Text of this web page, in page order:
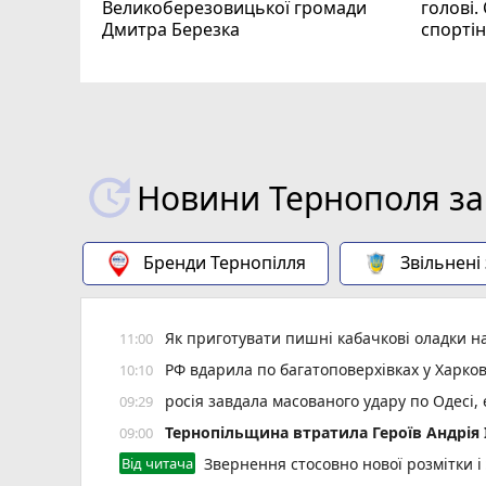
Великоберезовицької громади
Дмитра Березка
Новини Тернополя за
Бренди Тернопілля
11:00 Як приготувати пишні кабачкові оладки
10:10 РФ вдарила по багатоповерхівках у
09:29 росія завдала масованого удару по Одесі,
09:00 Тернопільщина втратила Героїв
Від читача Звернення стосовно нової розмітки